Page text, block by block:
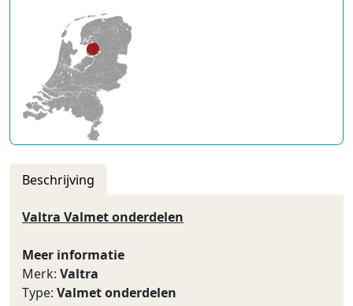
Beschrijving
Valtra Valmet onderdelen
Meer informatie
Merk: Valtra
Type: Valmet onderdelen